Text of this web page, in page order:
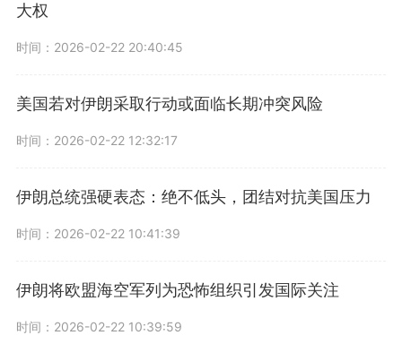
大权
时间：2026-02-22 20:40:45
美国若对伊朗采取行动或面临长期冲突风险
时间：2026-02-22 12:32:17
伊朗总统强硬表态：绝不低头，团结对抗美国压力
时间：2026-02-22 10:41:39
伊朗将欧盟海空军列为恐怖组织引发国际关注
时间：2026-02-22 10:39:59